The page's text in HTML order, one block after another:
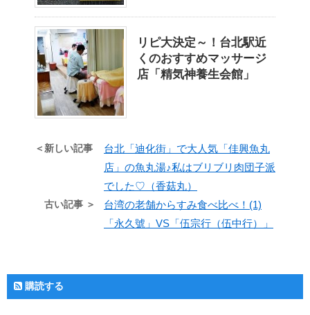
リピ大決定～！台北駅近
くのおすすめマッサージ
店「精気神養生会館」
＜新しい記事
台北「迪化街」で大人気「佳興魚丸
店」の魚丸湯♪私はブリブリ肉団子派
でした♡（香菇丸）
古い記事 ＞
台湾の老舗からすみ食べ比べ！(1)
「永久號」VS「伍宗行（伍中行）」
購読する